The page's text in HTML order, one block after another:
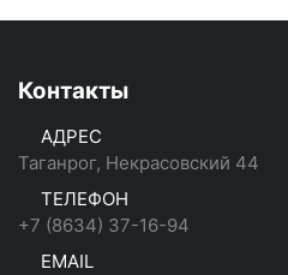
Контакты
АДРЕС
Таганрог, Некрасовский 44
ТЕЛЕФОН
+7 (8634) 37-16-94
EMAIL